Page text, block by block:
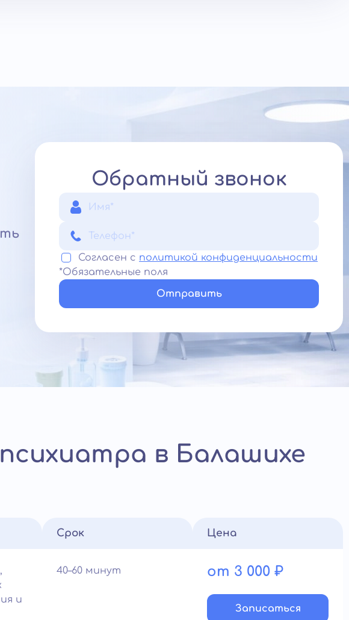
Обратный звонок
Согласен с политикой конфиденциальности
*Обязательные поля
Отправить
в Балашихе
и
Срок
40–60 минут
Цена
от 3 000 ₽
Записатьcя